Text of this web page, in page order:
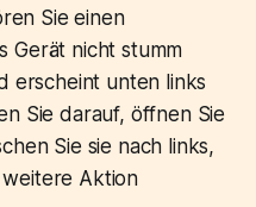
Sie einen
Gerät nicht stumm
erscheint unten links
Sie darauf, öffnen Sie
Sie sie nach links,
Aktion